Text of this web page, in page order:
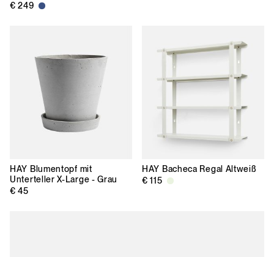
€ 249
HAY Blumentopf mit
Unterteller X-Large - Grau
€ 45
HAY Bacheca Regal Altweiß
€ 115